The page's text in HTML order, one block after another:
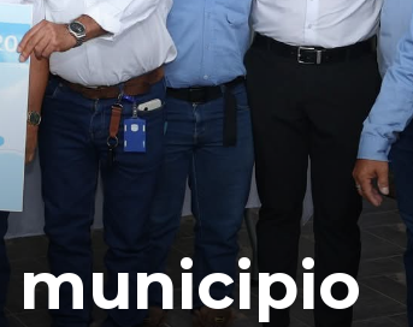
municipio